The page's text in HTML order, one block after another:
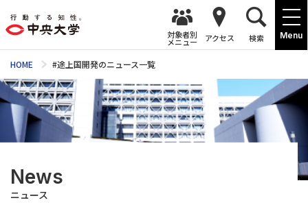
Menu
対象者別
メニュー アクセス 検索
HOME #途上国開発のニュース一覧
News
ニュース